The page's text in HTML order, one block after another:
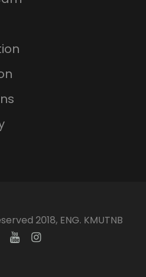
2018, ENG. KMUTNB